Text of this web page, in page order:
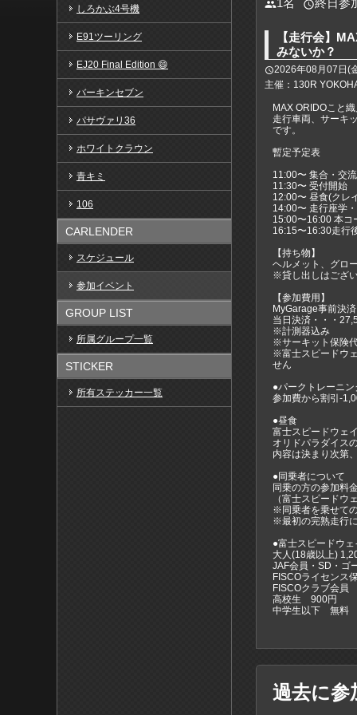
しろかぶ4号機
E91ツーリング
EJ20 Final Edition 😄
バーキンセブン
パサヴァリ36
ホワイトクラウン
青キミ
106
CARLENDER
スケジュール
参加イベント
GROUP LIST
所属グループ一覧
STICKER
所有ステッカー一覧
people1名 access_time終日参
【走行会】
みないか？
access_time2026年08月07日(
主催：130R
MAX ORIDOこと
走行車両、サーキ
です。
暫定予定表
11:00〜 集合・交流
11:30〜 受付開始
12:00〜 昼食(クレ
14:00〜 走行座学
15:00〜16:00 本コ
16:15〜16:30走行
【持ち物】
ヘルメット、グロ
※貸し出しはござ
【参加費用】
MyGarage事前決
当日決済・・・
※計測器込み
※サーキット保険
※富士スピードウ
せん
●パークトレーニ
参加費から割引-
●昼食
富士スピードウェ
オリドパラダイス
内容は決まり次第
●同乗者について
同乗の方の参加料
（富士スピードウ
※同乗者を乗せて
※最初の完熟走行
●富士スピードウ
大人(18歳以上)
JAF会員・SD・
FISCOライセンス
FISCOクラブ会員
高校生 900円
中学生以下 無料
過去に参